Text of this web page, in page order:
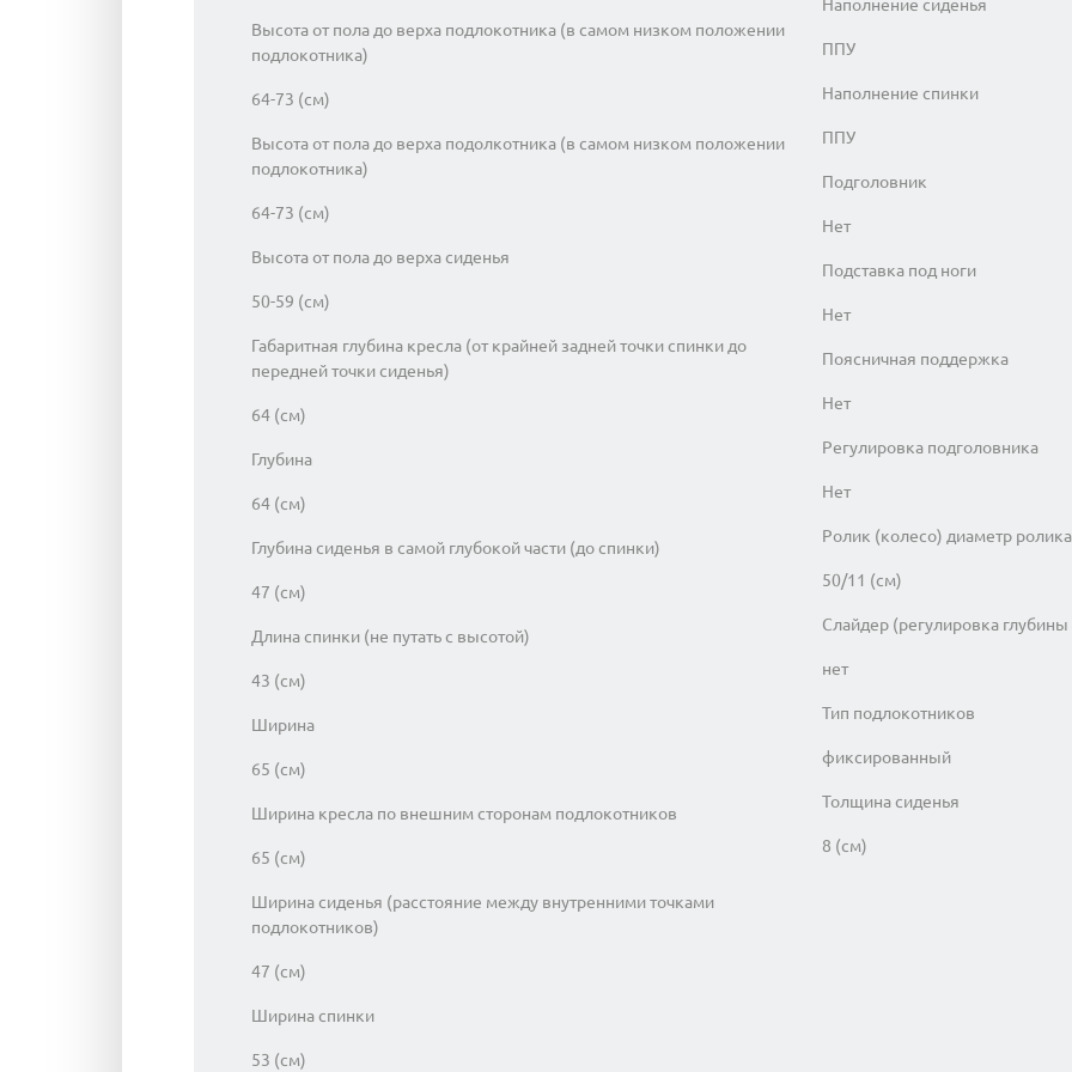
Высота от пола до верха подлокотника (в самом низком положении
подлокотника)
64-73 (см)
Высота от пола до верха подолкотника (в самом низком положении
подлокотника)
64-73 (см)
Высота от пола до верха сиденья
50-59 (см)
Габаритная глубина кресла (от крайней задней точки спинки до
передней точки сиденья)
64 (см)
Глубина
64 (см)
Глубина сиденья в самой глубокой части (до спинки)
47 (см)
Длина спинки (не путать с высотой)
43 (см)
Ширина
65 (см)
Ширина кресла по внешним сторонам подлокотников
65 (см)
Ширина сиденья (расстояние между внутренними точками
подлокотников)
47 (см)
Ширина спинки
53 (см)
Наполнение сиденья
ППУ
Наполнение спинки
ППУ
Подголовник
Нет
Подставка под ноги
Нет
Поясничная поддержка
Нет
Регулировка подголовника
Нет
Ролик (колесо) диаметр
50/11 (см)
Слайдер (регулировка глубины
нет
Тип подлокотников
фиксированный
Толщина сиденья
8 (см)